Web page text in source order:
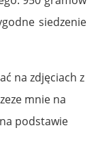
siedzenie
na zdjęciach z
mnie na
podstawie